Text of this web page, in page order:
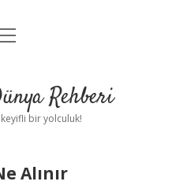
Uyarı Rehberi
bir yolculuk!
Alınır